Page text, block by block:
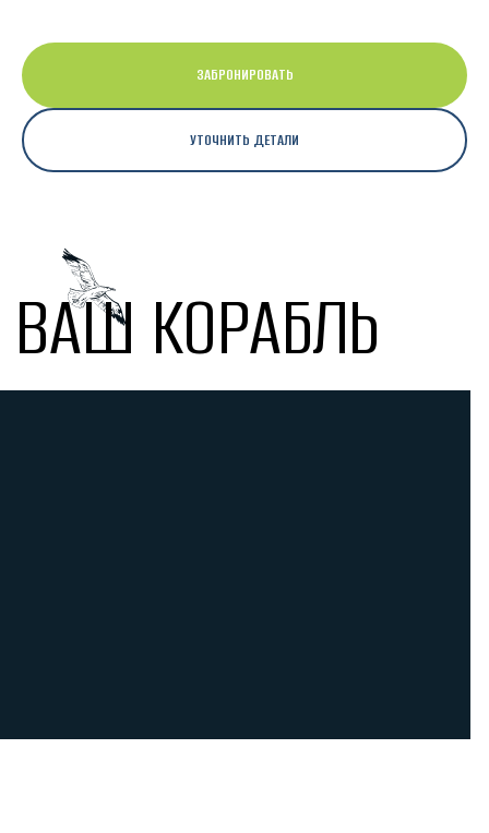
ЗАБРОНИРОВАТЬ
УТОЧНИТЬ ДЕТАЛИ
ВАШ КОРАБЛЬ